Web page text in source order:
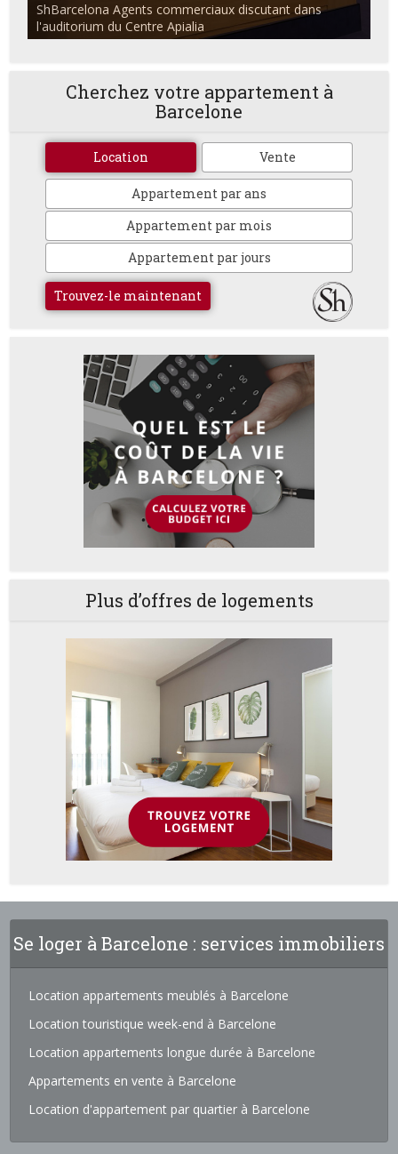
ShBarcelona Agents commerciaux discutant dans
l'auditorium du Centre Apialia
Cherchez votre appartement à
Barcelone
Location Vente
Appartement par ans
Appartement par mois
Appartement par jours
Trouvez-le maintenant
Plus d’offres de logements
Se loger à Barcelone : services immobiliers
Location appartements meublés à Barcelone
Location touristique week-end à Barcelone
Location appartements longue durée à Barcelone
Appartements en vente à Barcelone
Location d'appartement par quartier à Barcelone